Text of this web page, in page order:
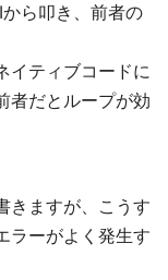
ら叩き、前者の
イティブコードに
者だとループが効
きますが、こうす
ラーがよく発生す